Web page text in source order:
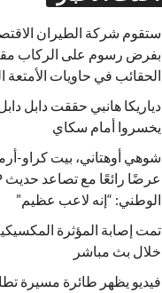
ستقوم شركة الطيران
بفرض رسوم على الركاب
الحقائب في حاويات الأمتعة
دياريكا هانبي حققت دابل
يخسروا أمام سكاي
شوهي أوهتاني، بيت كراو-
الوطني: “إنه لاعب عظيم”
تمت إصابة المؤثرة
خلال بث مباشر
فيديو يظهر طائرة مسيرة